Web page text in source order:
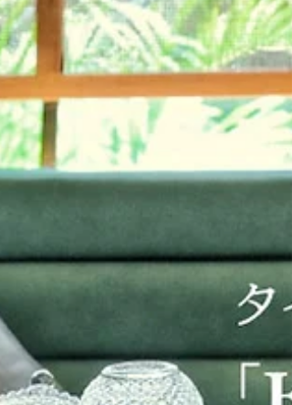
Apr 21
街歩き
バンコクのおしゃれエリア「ソンワート
通り」へ。
ちょっと前まで観光客でごった返していたヤワラ
ートを、ちょい避ける感じでタイの地元人やブロ
ガーたちが好んで集まるのがソンワート通り。倉
庫や小さな工場が建つ昔ながらの川沿いの風情